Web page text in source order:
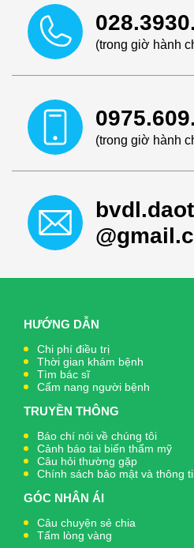
(trong giờ hành
(trong giờ hành
HƯỚNG DẪN
Chi phí điều trị
Thời gian khám bệnh
Tìm bác sĩ
Cẩm nang người bệnh
TRUYỀN THÔNG
Báo chí nói về chúng tôi
Cảnh báo tai biến thẩm mỹ
Câu hỏi thường gặp
Chính sách bảo mật và thông
GÓC NHÂN ÁI
Câu chuyện sẻ chia
Tấm lòng vàng